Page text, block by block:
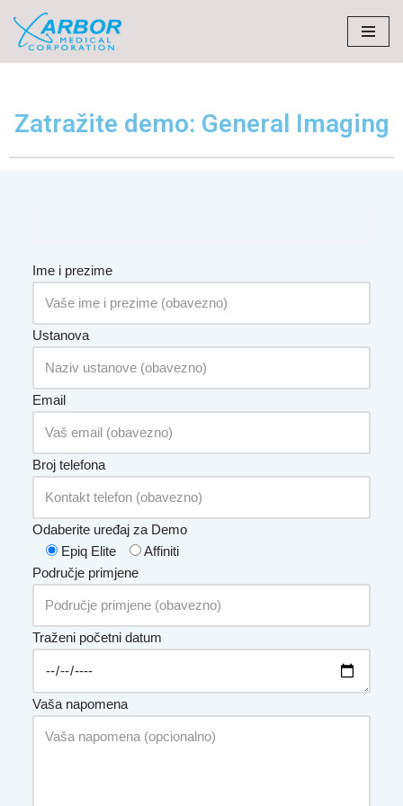
Skip
Zatražite demo: General Imaging
Ime i prezime
Ustanova
Email
Broj telefona
Odaberite uređaj za Demo
Epiq Elite
Affiniti
Područje primjene
Traženi početni datum
Vaša napomena